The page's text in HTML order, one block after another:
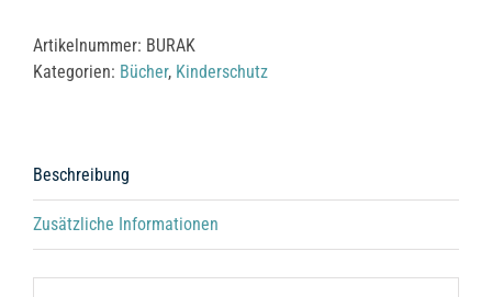
Artikelnummer: BURAK
Kategorien: Bücher, Kinderschutz
Beschreibung
Zusätzliche Informationen